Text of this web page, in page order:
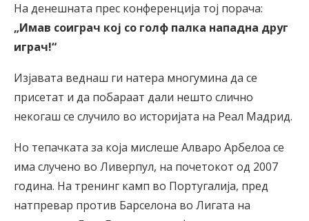
На денешната прес конференција тој порача:
„Имав соиграч кој со голф палка нападна друг
играч!“
Изјавата веднаш ги натера многумина да се
присетат и да побараат дали нешто слично
некогаш се случило во историјата на Реал Мадрид.
Но тепачката за која мислеше Алваро Арбелоа се
има случено во Ливерпул, на почетокот од 2007
година. На тренинг камп во Португалија, пред
натпревар против Барселона во Лигата на